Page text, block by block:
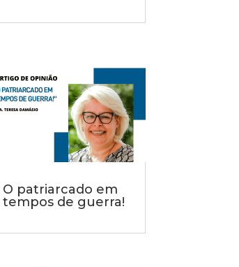
O patriarcado em
tempos de guerra!